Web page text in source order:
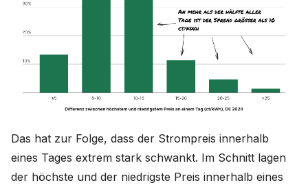
Das hat zur Folge, dass der Strompreis innerhalb
eines Tages extrem stark schwankt. Im Schnitt lagen
der höchste und der niedrigste Preis innerhalb eines